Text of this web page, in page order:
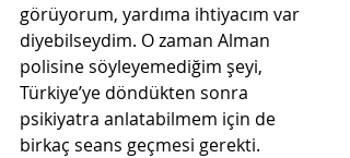
görüyorum, yardıma ihtiyacım var
diyebilseydim. O zaman Alman
polisine söyleyemediğim şeyi,
Türkiye’ye döndükten sonra
psikiyatra anlatabilmem için de
birkaç seans geçmesi gerekti.